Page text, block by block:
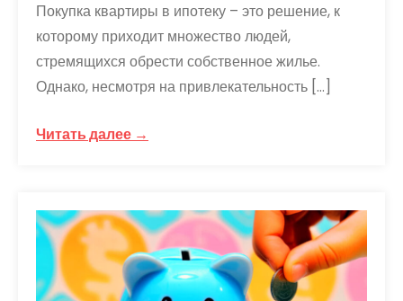
Покупка квартиры в ипотеку – это решение, к
которому приходит множество людей,
стремящихся обрести собственное жилье.
Однако, несмотря на привлекательность […]
Читать далее →